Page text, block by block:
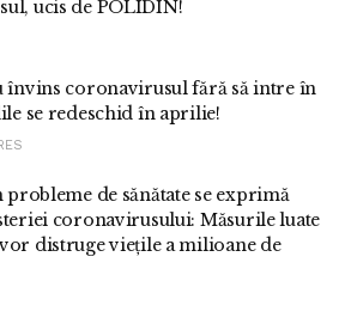
ucis de POLIDIN!
învins coronavirusul fără să intre în
se redeschid în aprilie!
probleme de sănătate se exprimă
coronavirusului: Măsurile luate
distruge viețile a milioane de